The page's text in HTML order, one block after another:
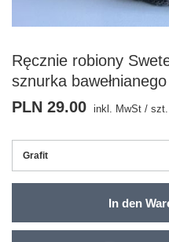
Ręcznie robiony
sznurka
Grafit
PLN 29.00 inkl. MwSt / szt.
In den